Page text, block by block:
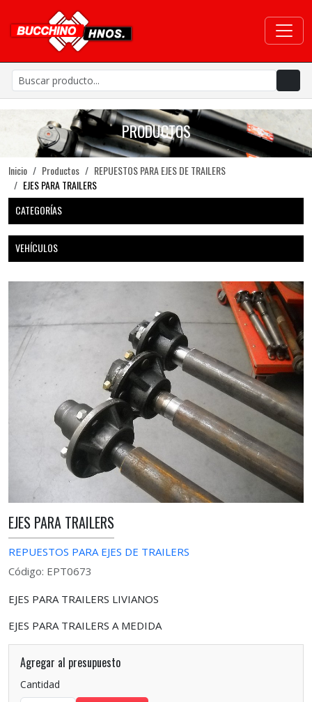
PRODUCTOS
Inicio Productos
REPUESTOS PARA EJES DE TRAILERS
EJES PARA TRAILERS
CATEGORÍAS
VEHÍCULOS
EJES PARA TRAILERS
REPUESTOS PARA EJES DE TRAILERS
Código: EPT0673
EJES PARA TRAILERS LIVIANOS
EJES PARA TRAILERS A MEDIDA
Agregar al presupuesto
Cantidad